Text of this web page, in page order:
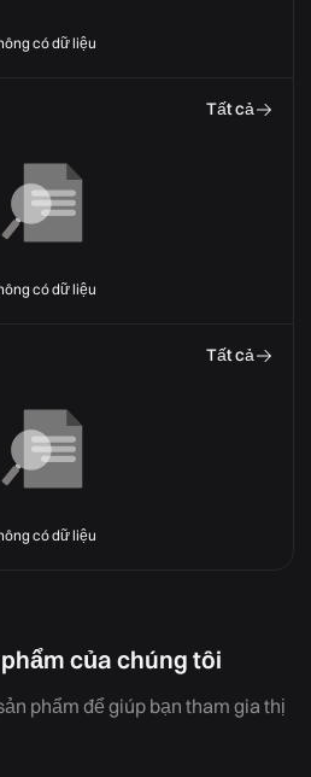
có dữ liệu
Tất cả
có dữ liệu
Tất cả
có dữ liệu
của chúng tôi
phẩm để giúp bạn tham gia thị